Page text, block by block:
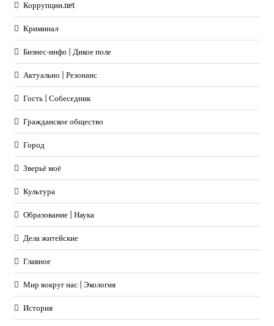
Коррупции.net
Криминал
Бизнес-инфо | Дикое поле
Актуально | Резонанс
Гость | Собеседник
Гражданское общество
Город
Зверьё моё
Культура
Образование | Наука
Дела житейские
Главное
Мир вокруг нас | Экология
История